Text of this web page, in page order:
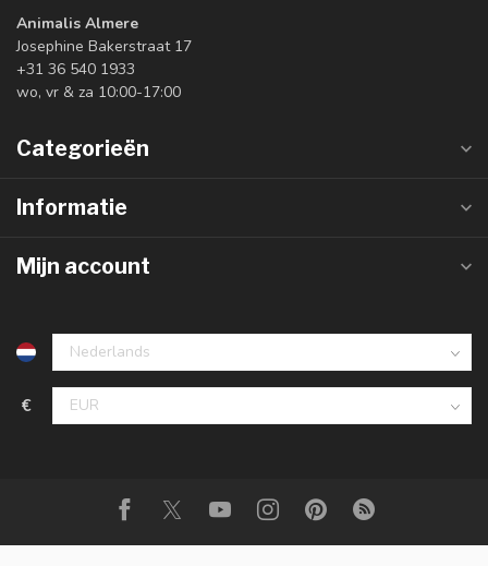
Animalis Almere
Josephine Bakerstraat 17
+31 36 540 1933
wo, vr & za 10:00-17:00
Categorieën
Informatie
Mijn account
€